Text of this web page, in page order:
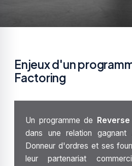
Enjeux d'un
Factoring
Un programme de
dans une relation
Donneur d'ordres et ses
leur partenariat